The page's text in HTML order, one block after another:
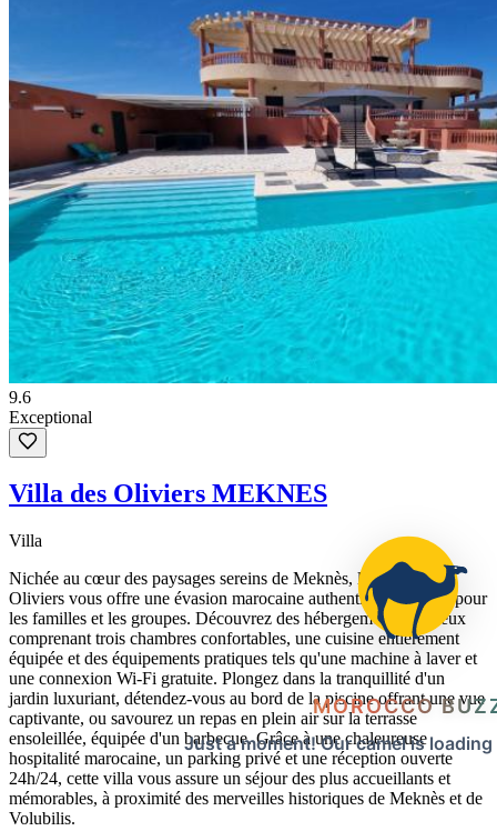
MOROCCO
Just a moment! Our camel is
9.6
Exceptional
Villa des Oliviers MEKNES
Villa
Nichée au cœur des paysages sereins de Meknès, la Villa des
Oliviers vous offre une évasion marocaine authentique, parfaite pour
les familles et les groupes. Découvrez des hébergements spacieux
comprenant trois chambres confortables, une cuisine entièrement
équipée et des équipements pratiques tels qu'une machine à laver et
une connexion Wi-Fi gratuite. Plongez dans la tranquillité d'un
jardin luxuriant, détendez-vous au bord de la piscine offrant une vue
captivante, ou savourez un repas en plein air sur la terrasse
ensoleillée, équipée d'un barbecue. Grâce à une chaleureuse
hospitalité marocaine, un parking privé et une réception ouverte
24h/24, cette villa vous assure un séjour des plus accueillants et
mémorables, à proximité des merveilles historiques de Meknès et de
Volubilis.